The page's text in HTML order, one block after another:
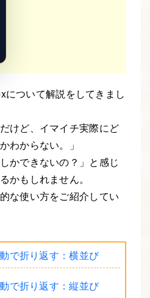
について解説をしてきまし
けど、イマイチ実際にど
わからない。」
かできないの？」と感じ
かもしれません。
な使い方をご紹介してい
で折り返す：横並び
で折り返す：縦並び